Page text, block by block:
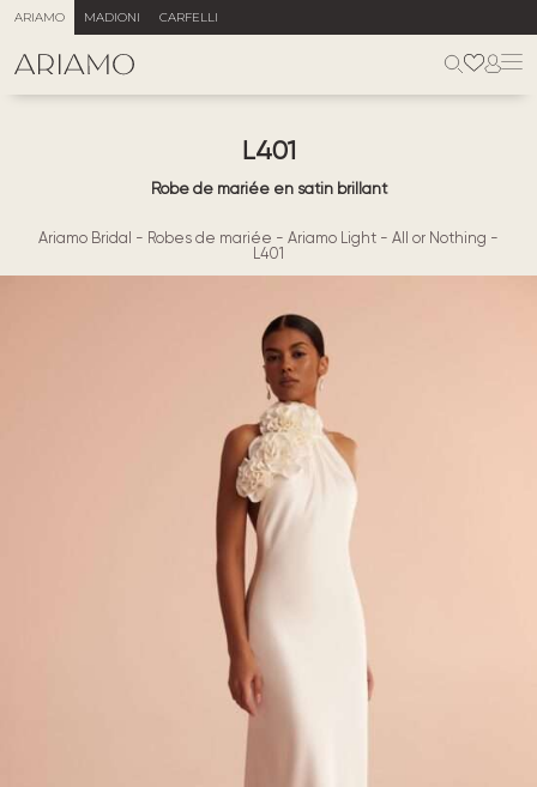
ARIAMO MADIONI CARFELLI
L401
Robe de mariée en satin brillant
Ariamo Bridal - Robes de mariée - Ariamo Light - All or Nothing -
L401